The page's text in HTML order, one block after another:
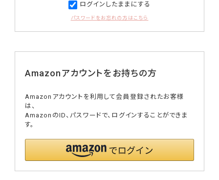
ログインしたままにする
パスワードをお忘れの方はこちら
Amazonアカウントをお持ちの方
Amazonアカウントを利用して会員登録されたお客様
は、
AmazonのID、パスワードで、ログインすることができま
す。